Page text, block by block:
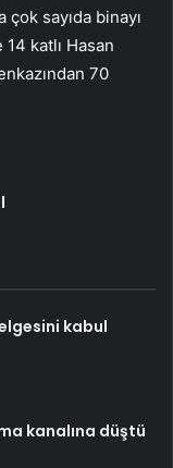
sayıda binayı
14 katlı Hasan
70
kabul
kanalına düştü